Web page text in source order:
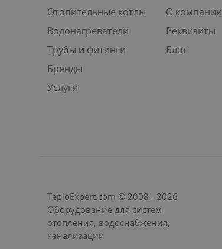
Отопительные котлы
Водонагреватели
Трубы и фитинги
Бренды
Услуги
О компании
Реквизиты
Блог
TeploExpert.com © 2008 - 2026
Оборудование для систем
отопления, водоснабжения,
канализации